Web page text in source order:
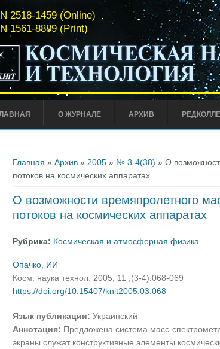
2518-1459 (Online)
1561-8889 (Print)
О ЖУРНАЛЕ АРХИВ
Главная » Архив» 2005» № 3-4(38) » О
потоков на космических аппаратах
О возможности времяпролетного
потоков на космических аппаратах
Рубрика: Космическая и атмосферная физика
Опачко, ИИ
Косм. наука технол. 2005, 11 ;(3-4):068-069
https://doi.org/10.15407/knit2005.03.068
Язык публикации: Украинский
Аннотация: Предложена система масс-
экраны служат конструктивные элементы